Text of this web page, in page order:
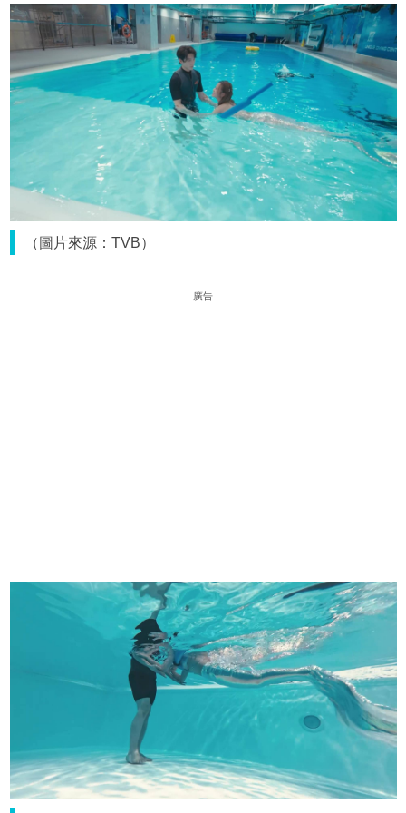
（圖片來源：TVB）
廣告